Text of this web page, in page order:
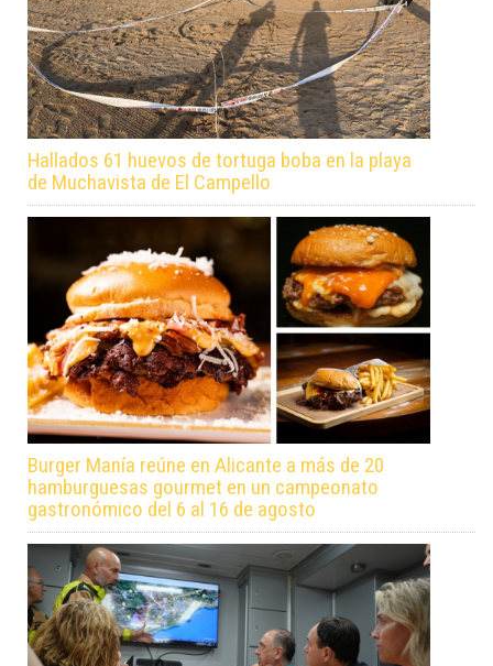
Hallados 61 huevos de tortuga boba en la playa
de Muchavista de El Campello
Burger Manía reúne en Alicante a más de 20
hamburguesas gourmet en un campeonato
gastronómico del 6 al 16 de agosto